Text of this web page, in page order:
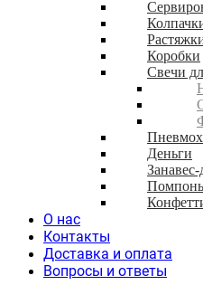
Коробки
Свечи
Деньги
О нас
Контакты
Доставка и оплата
Вопросы и ответы